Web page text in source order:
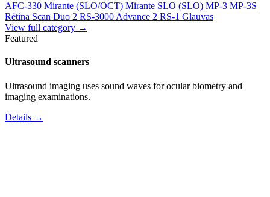
AFC-330 Mirante (SLO/OCT) Mirante SLO (SLO) MP-3 MP-3S
Rétina Scan Duo 2 RS-3000 Advance 2 RS-1 Glauvas
View full category →
Featured
Ultrasound scanners
Ultrasound imaging uses sound waves for ocular biometry and
imaging examinations.
Details →